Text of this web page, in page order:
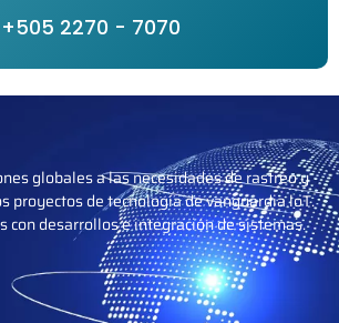
+505 2270 - 7070
globales a las necesidades de rastreo y
proyectos de tecnología de vanguardia loT.
con desarrollos e integración de sistemas.